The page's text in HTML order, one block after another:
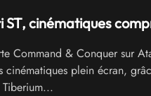
cinématiques
Command & Conquer sur
plein écran,